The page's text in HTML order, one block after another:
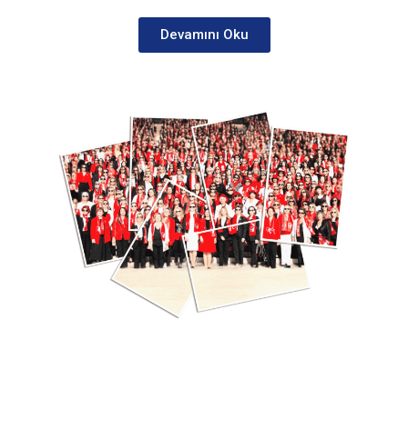
Devamını Oku